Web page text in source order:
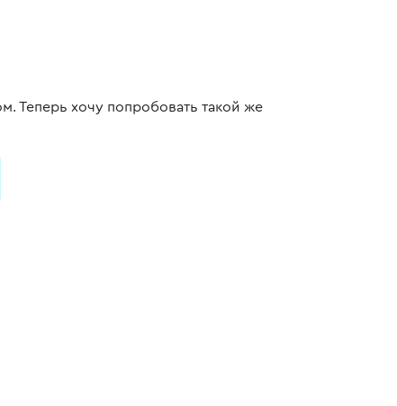
Теперь хочу попробовать такой же